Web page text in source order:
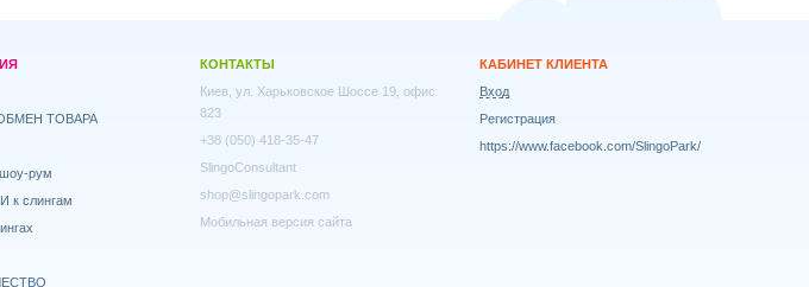
ТОВАРА
рум
к слингам
КОНТАКТЫ
Киев, ул. Харьковское Шоссе 19, офис
823
+38 (050) 418-35-47
SlingoConsultant
shop@slingopark.com
Мобильная версия сайта
КАБИНЕТ КЛИЕНТА
Вход
Регистрация
https://www.facebook.com/SlingoPark/